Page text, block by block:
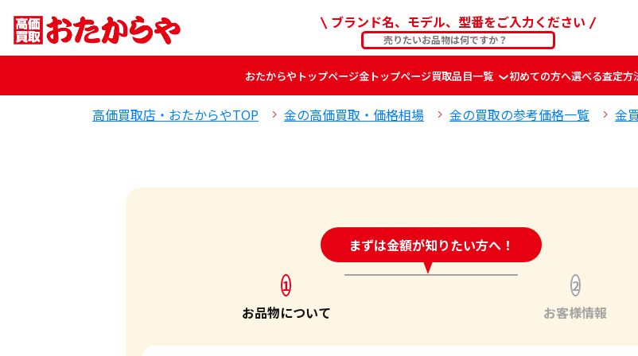
ブランド名、モデル、型番をご入力ください
おたからや トップページ金 トップページ買取品目一覧 初めての方へ選べる査定方
高価買取店・おたからやTOP 金の高価買取・価格相場 金の買取の参考価格一覧 金
まずは金額が知りたい方へ！
24時間受付中!問い合わせフォーム
1
お品物について
2
お客様情報